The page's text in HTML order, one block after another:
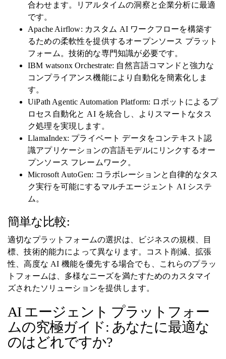
合わせます。リアルタイムの洞察と企業分析に最適
です。
Apache Airflow: カスタム AI ワークフローを構築す
るための柔軟性を提供するオープンソース プラット
フォーム。技術的な専門知識が必要です。
IBM watsonx Orchestrate: 自然言語コマンドと強力な
コンプライアンス機能により自動化を簡素化しま
す。
UiPath Agentic Automation Platform: ロボットによるプ
ロセス自動化と AI を統合し、よりスマートなタス
ク処理を実現します。
LlamaIndex: プライベート データをコンテキスト認
識アプリケーションの言語モデルにリンクするオー
プンソース フレームワーク。
Microsoft AutoGen: コラボレーションと自律的なタス
ク実行を可能にするマルチエージェント AI システ
ム。
簡単な比較:
適切なプラットフォームの選択は、ビジネスの規模、目
標、技術的能力によって異なります。コスト削減、拡張
性、高度な AI 機能を優先する場合でも、これらのプラッ
トフォームは、多様なニーズを満たすためのカスタマイ
ズされたソリューションを提供します。
AI エージェント プラットフォー
ムの究極ガイド: あなたに最適な
のはどれですか?